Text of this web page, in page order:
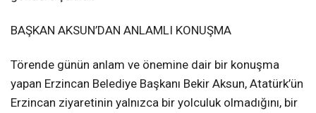
BAŞKAN AKSUN’DAN ANLAMLI KONUŞMA
Törende günün anlam ve önemine dair bir konuşma
yapan Erzincan Belediye Başkanı Bekir Aksun, Atatürk’ün
Erzincan ziyaretinin yalnızca bir yolculuk olmadığını, bir